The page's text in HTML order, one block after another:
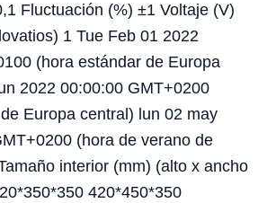
Fluctuación (%) ±1 Voltaje (V)
1 Tue Feb 01 2022
(hora estándar de Europa
2022 00:00:00 GMT+0200
Europa central) lun 02 may
(hora de verano de
interior (mm) (alto x ancho
420*450*350